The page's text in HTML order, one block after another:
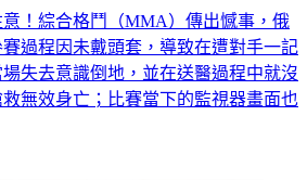
！綜合格鬥（MMA）傳出憾事，俄
過程因未戴頭套，導致在遭對手一記
失去意識倒地，並在送醫過程中就沒
無效身亡；比賽當下的監視器畫面也